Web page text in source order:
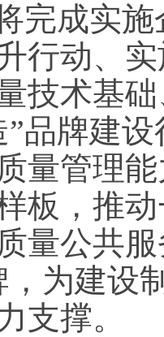
完成实
行动、
技术基
”品牌建
量管理
板，推
量公共
，为建设
支撑。